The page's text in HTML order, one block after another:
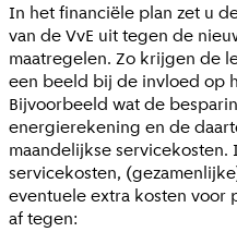
In het financiële plan zet u
van de VvE uit tegen de
maatregelen. Zo krijgen de
een beeld bij de invloed op
Bijvoorbeeld wat de
energierekening en de
maandelijkse
servicekosten,
eventuele extra kosten voor
af tegen: